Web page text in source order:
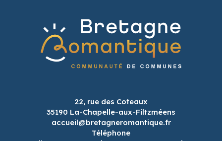
22, rue des Coteaux
35190 La-Chapelle-aux-Filtzméens
accueil@bretagneromantique.fr
Téléphone